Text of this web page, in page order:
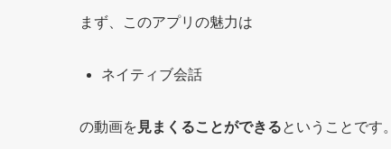
まず、このアプリの魅力は
ネイティブ会話
の動画を 見まくることができるということです。